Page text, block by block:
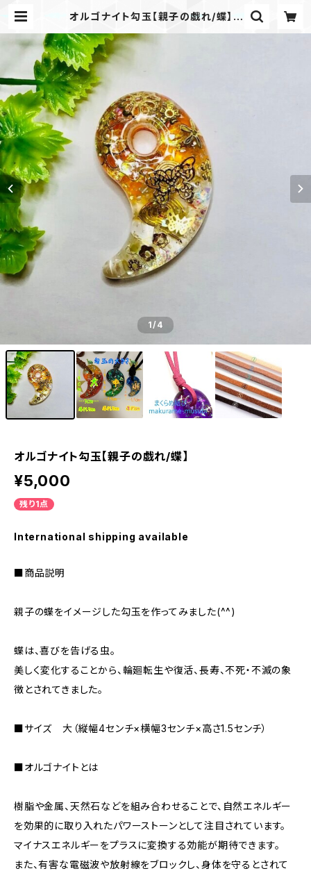
オルゴナイト勾玉【親子の戯れ/蝶】 |
1/4
オルゴナイト勾玉【親子の戯れ/蝶】
¥5,000
残り1点
International shipping available
■商品説明
親子の蝶をイメージした勾玉を作ってみました(^^)
蝶は、喜びを告げる虫。
美しく変化することから、輪廻転生や復活、長寿、不死・不滅の象
徴とされてきました。
■サイズ 大（縦幅4センチ×横幅3センチ×高さ1.5センチ）
■オルゴナイトとは
樹脂や金属、天然石などを組み合わせることで、自然エネルギー
を効果的に取り入れたパワーストーンとして注目されています。
マイナスエネルギーをプラスに変換する効能が期待できます。
また、有害な電磁波や放射線をブロックし、身体を守るとされて